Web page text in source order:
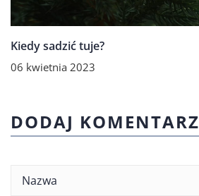
Kiedy sadzić tuje?
06 kwietnia 2023
DODAJ KOMENTARZ